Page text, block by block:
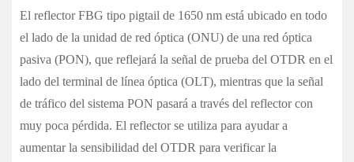
El reflector FBG tipo pigtail de 1650 nm está ubicado en todo
el lado de la unidad de red óptica (ONU) de una red óptica
pasiva (PON), que reflejará la señal de prueba del OTDR en el
lado del terminal de línea óptica (OLT), mientras que la señal
de tráfico del sistema PON pasará a través del reflector con
muy poca pérdida. El reflector se utiliza para ayudar a
aumentar la sensibilidad del OTDR para verificar la